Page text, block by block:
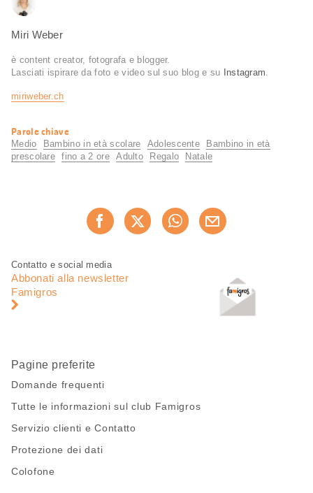
Miri Weber
è content creator, fotografa e blogger.
Lasciati ispirare da foto e video sul suo blog e su
Instagram.
miriweber.ch
Informazioni
utili
Parole chiave
Medio Bambino in età scolare Adolescente
Bambino in età
prescolare
fino a 2 ore Adulto Regalo Natale
Consiglia ora
Piè
pagina
Navigazione
pagina
Contatto e social media
Abbonati alla newsletter
Famigros
Pagine preferite
Domande frequenti
Tutte le informazioni sul club Famigros
Servizio clienti e Contatto
Protezione dei dati
Colofone